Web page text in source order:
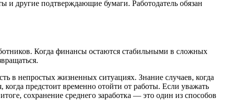
другие подтверждающие бумаги. Работодатель обязан
Когда финансы остаются стабильными в сложных
в непростых жизненных ситуациях. Знание случаев, когда
предстоит временно отойти от работы. Если уважать
сохранение среднего заработка — это один из способов